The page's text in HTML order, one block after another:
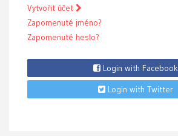
Vytvořit účet
Zapomenuté jméno?
Zapomenuté heslo?
Login with Facebook
Login with Twitter